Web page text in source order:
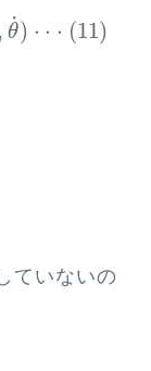
˙
θ) ⋅ ⋅ ⋅ (11)
)⋅ 11)
ていないの